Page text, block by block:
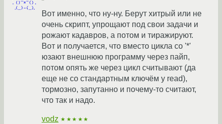
Вот именно, что ну-ну. Берут хитрый или не
очень скрипт, упрощают под свои задачи и
рожают кадавров, а потом и тиражируют.
Вот и получается, что вместо цикла со '*'
юзают внешнюю программу через пайп,
потом опять же через цикл считывают (да
еще не со стандартным ключём у read),
тормозно, запутанно и почему-то считают,
что так и надо.
vodz ★★★★★